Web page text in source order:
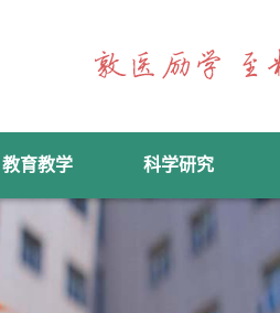
教育教学 科学研究